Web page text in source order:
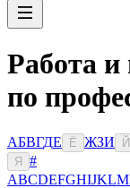
Работа и
по
АБВГДЕ Ё ЖЗИ Й
Я
#
ABCDEFGHIJKLM